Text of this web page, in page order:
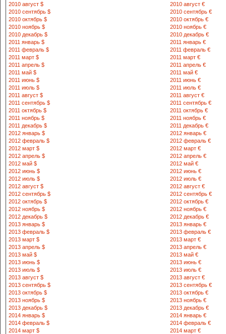
130900
1-уй.
8-372 353-15-39
131000
кургони
8-372 412-14-40
130500
15-уй
8-372 504-21-60
130200
Олпомиш
8-372 372-10-19
131100
кучаси 15-уй
8-372 342-12-46
130600
куча 47-уй
8-372 492-21-24
130700
кахрамон
8-372 472-21-45
730012
8 375 225-
771-04-80
731100
8 375 593-
2010 август $
2010 август €
2010 сентябрь $
2010 сентябрь €
2010 октябрь $
2010 октябрь €
2010 ноябрь $
2010 ноябрь €
2010 декабрь $
2010 декабрь €
2011 январь $
2011 январь €
2011 февраль $
2011 февраль €
2011 март $
2011 март €
2011 апрель $
2011 апрель €
2011 май $
2011 май €
2011 июнь $
2011 июнь €
2011 июль $
2011 июль €
2011 август $
2011 август €
2011 сентябрь $
2011 сентябрь €
2011 октябрь $
2011 октябрь €
2011 ноябрь $
2011 ноябрь €
2011 декабрь $
2011 декабрь €
2012 январь $
2012 январь €
2012 февраль $
2012 февраль €
2012 март $
2012 март €
2012 апрель $
2012 апрель €
2012 май $
2012 май €
2012 июнь $
2012 июнь €
2012 июль $
2012 июль €
2012 август $
2012 август €
2012 сентябрь $
2012 сентябрь €
2012 октябрь $
2012 октябрь €
2012 ноябрь $
2012 ноябрь €
2012 декабрь $
2012 декабрь €
2013 январь $
2013 январь €
2013 февраль $
2013 февраль €
2013 март $
2013 март €
2013 апрель $
2013 апрель €
2013 май $
2013 май €
2013 июнь $
2013 июнь €
2013 июль $
2013 июль €
2013 август $
2013 август €
2013 сентябрь $
2013 сентябрь €
2013 октябрь $
2013 октябрь €
2013 ноябрь $
2013 ноябрь €
2013 декабрь $
2013 декабрь €
2014 январь $
2014 январь €
2014 февраль $
2014 февраль €
2014 март $
2014 март €